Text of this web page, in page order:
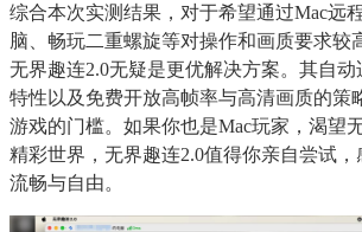
综合本次实测结果，对于希望通过Mac远
脑、畅玩二重螺旋等对操作和画质要求较
无界趣连2.0无疑是更优解决方案。其自
特性以及免费开放高帧率与高清画质的策
游戏的门槛。如果你也是Mac玩家，渴望
精彩世界，无界趣连2.0值得你亲自尝试
流畅与自由。